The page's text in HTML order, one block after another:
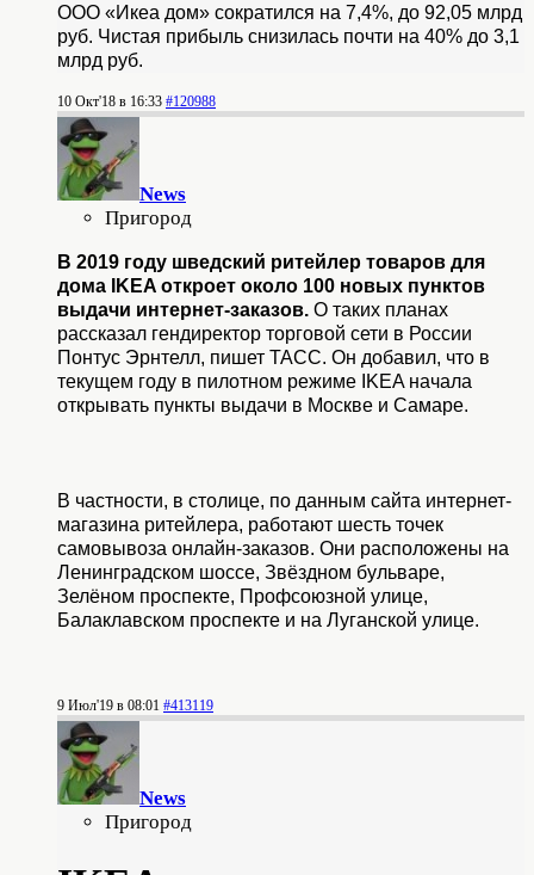
ООО «Икеа дом» сократился на 7,4%, до 92,05 млрд
руб. Чистая прибыль снизилась почти на 40% до 3,1
млрд руб.
10 Окт'18 в 16:33 #120988
News
Пригород
В 2019 году шведский ритейлер товаров для
дома IKEA откроет около 100 новых пунктов
выдачи интернет-заказов. О таких планах
рассказал гендиректор торговой сети в России
Понтус Эрнтелл, пишет ТАСС. Он добавил, что в
текущем году в пилотном режиме IKEA начала
открывать пункты выдачи в Москве и Самаре.
В частности, в столице, по данным сайта интернет-
магазина ритейлера, работают шесть точек
самовывоза онлайн-заказов. Они расположены на
Ленинградском шоссе, Звёздном бульваре,
Зелёном проспекте, Профсоюзной улице,
Балаклавском проспекте и на Луганской улице.
9 Июл'19 в 08:01 #413119
News
Пригород